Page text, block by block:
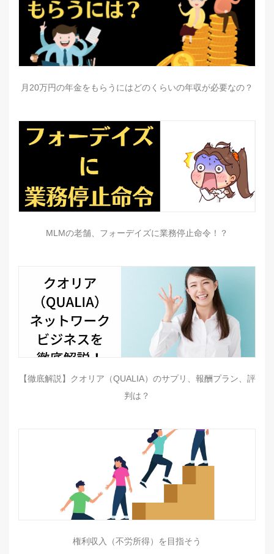
月20万円の年金をもらうにはどのくらいの年収が必要なの？
MLMの老舗、フォーデイズに業務停止命令！？
【徹底解説】クオリア（QUALIA）のサプリ、報酬プラン、評
判は？
権利収入（不労所得）を目指そう